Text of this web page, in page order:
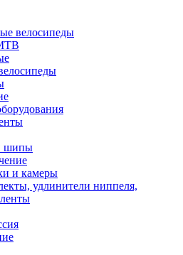
велосипеды
шипы
и камеры
удлинители ниппеля,